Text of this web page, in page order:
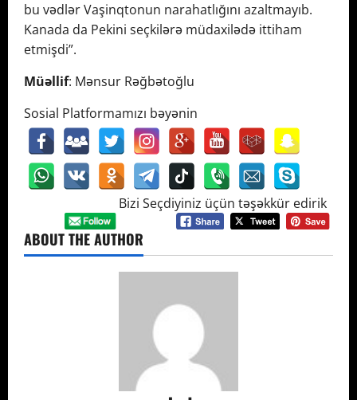
bu vədlər Vaşinqtonun narahatlığını azaltmayıb.
Kanada da Pekini seçkilərə müdaxilədə ittiham
etmişdi”.
Müəllif: Mənsur Rəğbətoğlu
Sosial Platformamızı bəyənin
Bizi Seçdiyiniz üçün təşəkkür edirik
ABOUT THE AUTHOR